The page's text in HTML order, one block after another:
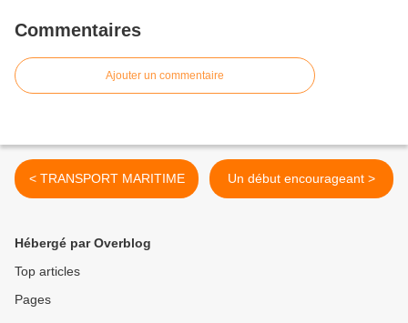
Commentaires
Ajouter un commentaire
< TRANSPORT MARITIME Un début encourageant >
Hébergé par Overblog
Top articles
Pages